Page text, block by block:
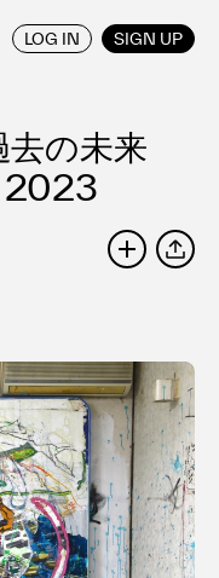
LOG IN SIGN UP
ENGLISH / JAPANESE
去の未来